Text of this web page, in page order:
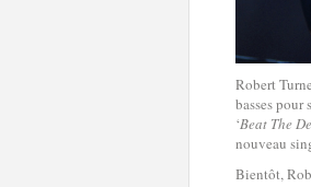
Robert
basses pour
‘Beat The
nouveau
Bientôt,